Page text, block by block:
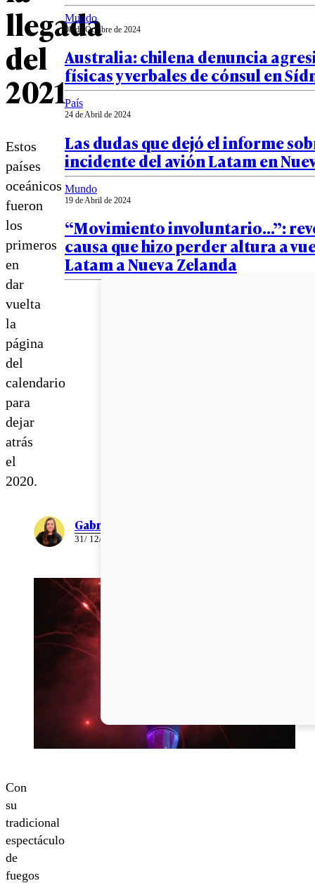
llegada
del
2021
Estos
países
oceánicos
fueron
los
primeros
en
dar
vuelta
la
página
del
calendario
para
dejar
atrás
el
2020.
Gabriela Romo
31/ 12/ 2020
Con
su
tradicional
espectáculo
de
fuegos
Mundo
08 de Octubre de 2024
Australia: chilena denuncia
físicas y verbales de cónsul en
País
24 de Abril de 2024
Las dudas que dejó el informe
incidente del avión Latam en
Mundo
19 de Abril de 2024
“Movimiento involuntario…”:
causa que hizo perder altura a
Latam a Nueva Zelanda